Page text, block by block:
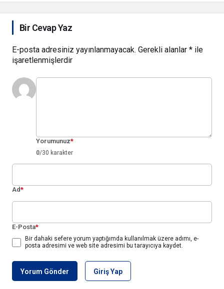
Bir Cevap Yaz
E-posta adresiniz yayınlanmayacak. Gerekli alanlar * ile
işaretlenmişlerdir
Yorumunuz*
0/30 karakter
Ad*
E-Posta*
Bir dahaki sefere yorum yaptığımda kullanılmak üzere adımı, e-
posta adresimi ve web site adresimi bu tarayıcıya kaydet.
Yorum Gönder Giriş Yap